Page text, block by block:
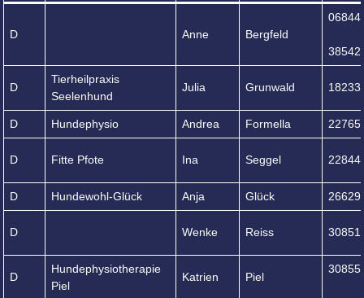
D Anne Bergfeld
06844
38542
D
Tierheilpraxis
Seelenhund
Julia Grunwald 18233
D Hundephysio Andrea Formella 22765
D Fitte Pfote Ina Seggel 22844
D Hundewohl-Glück Anja Glück 26629
D Wenke Reiss 30851
D
Hundephysiotherapie
Piel
Katrien Piel
30855